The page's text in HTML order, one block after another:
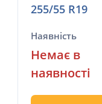
255/55 R19
Наявність
Немає в
наявності